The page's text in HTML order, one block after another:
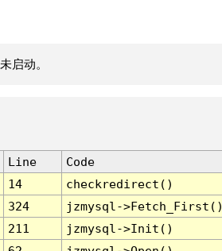
启动。
Line
Code
14
checkredirect()
324
jzmysql-
211
jzmysql->Init()